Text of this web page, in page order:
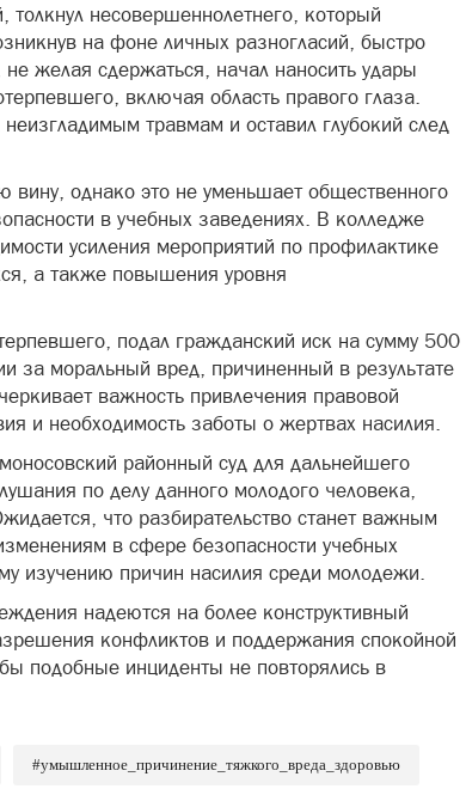
толкнул несовершеннолетнего, который
на фоне личных разногласий, быстро
желая сдержаться, начал наносить удары
включая область правого глаза.
травмам и оставил глубокий след
вину, однако это не уменьшает общественного
в учебных заведениях. В колледже
усиления мероприятий по профилактике
а также повышения уровня
подал гражданский иск на сумму 500
за моральный вред, причиненный в результате
важность привлечения правовой
и необходимость заботы о жертвах насилия.
районный суд для дальнейшего
по делу данного молодого человека,
что разбирательство станет важным
в сфере безопасности учебных
изучению причин насилия среди молодежи.
надеются на более конструктивный
конфликтов и поддержания спокойной
подобные инциденты не повторялись в
#умышленное_причинение_тяжкого_вреда_здоровью